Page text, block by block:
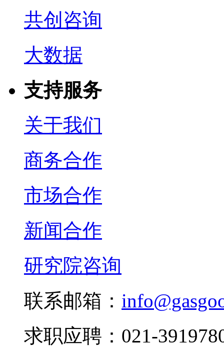
共创咨询
大数据
支持服务
关于我们
商务合作
市场合作
新闻合作
研究院咨询
联系邮箱：
求职应聘：021-